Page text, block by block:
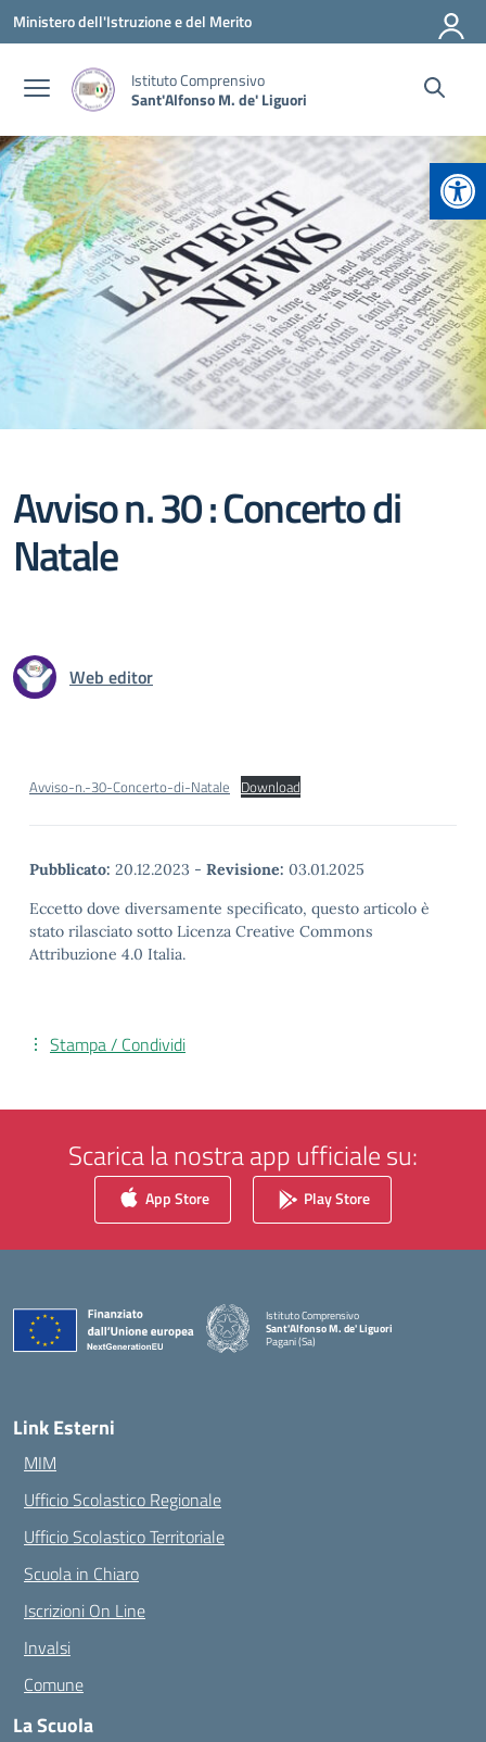
Vai ai contenuti
Vai al menu di navigazione
Vai al footer
Ministero dell'Istruzione e del Merito
Istituto Comprensivo
Sant'Alfonso M. de' Liguori
Avviso n. 30 : Concerto di
Natale
Web editor
Avviso-n.-30-Concerto-di-Natale Download
Pubblicato: 20.12.2023 - Revisione: 03.01.2025
Eccetto dove diversamente specificato, questo articolo è
stato rilasciato sotto Licenza Creative Commons
Attribuzione 4.0 Italia.
Stampa / Condividi
Scarica la nostra app ufficiale su:
App Store Play Store
Istituto Comprensivo
Sant'Alfonso M. de' Liguori
Pagani (Sa)
— Visita la pagina iniziale della scuola
Link Esterni
MIM
Ufficio Scolastico Regionale
Ufficio Scolastico Territoriale
Scuola in Chiaro
Iscrizioni On Line
Invalsi
Comune
La Scuola